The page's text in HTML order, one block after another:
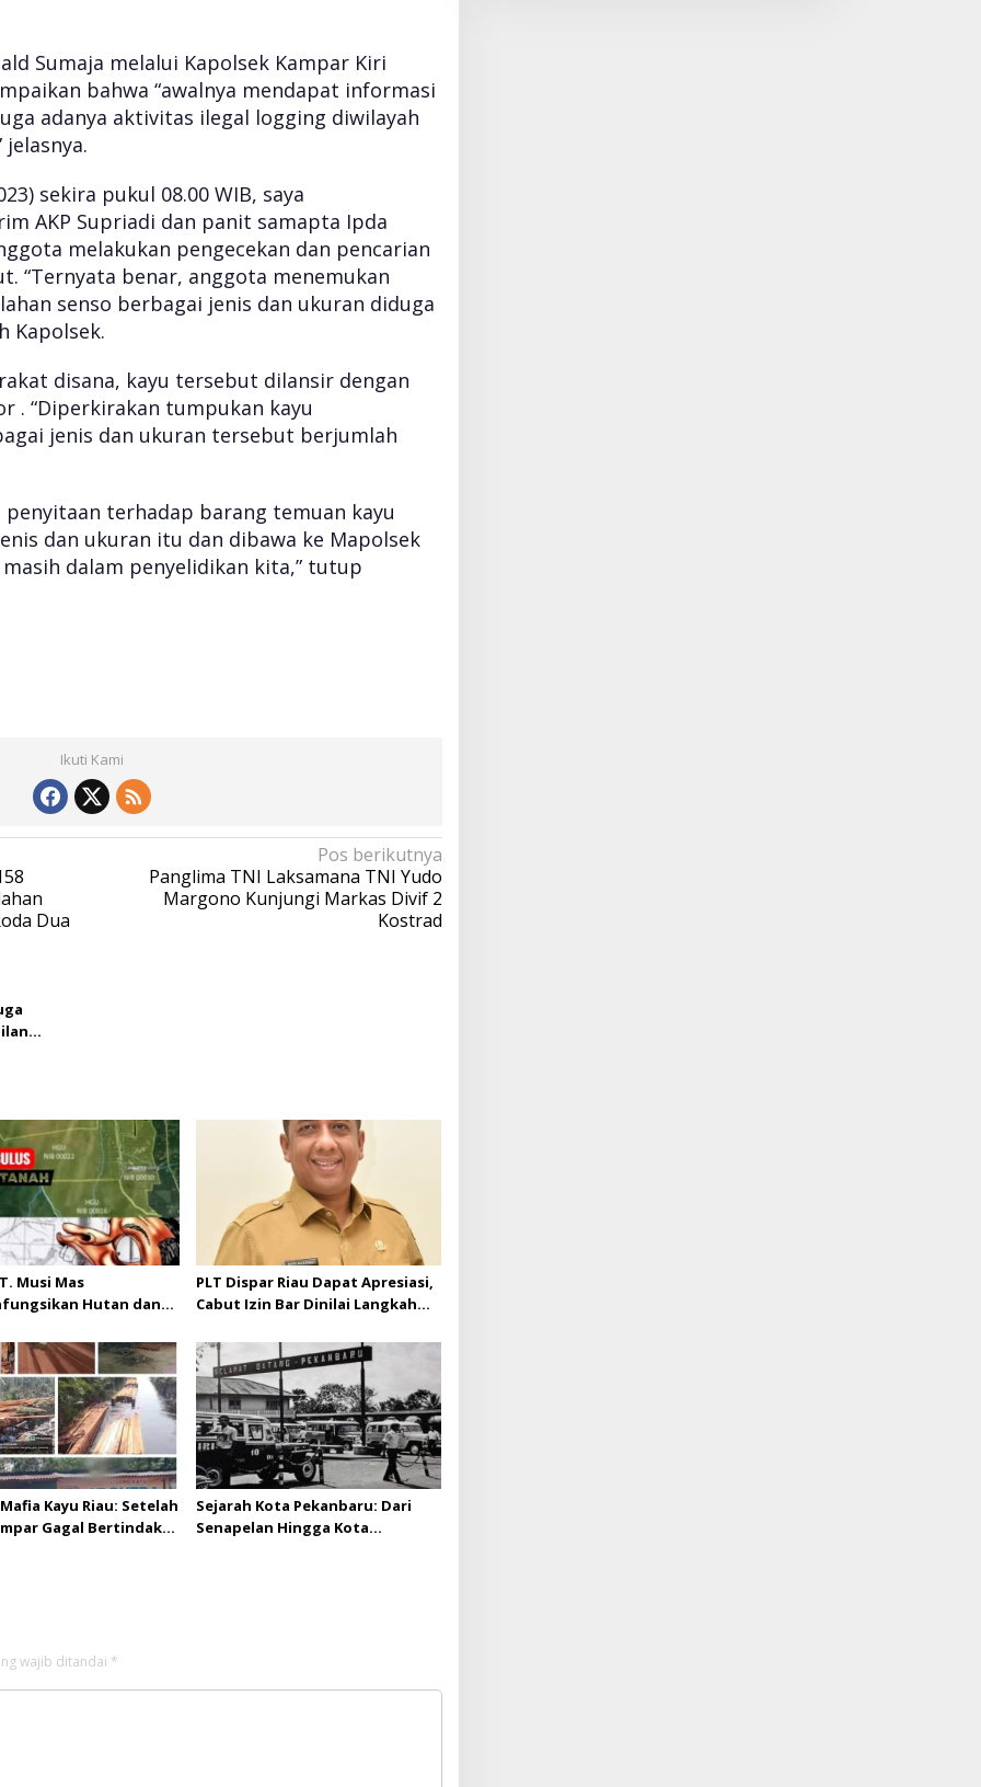
Sumaja melalui Kapolsek Kampar Kiri
bahwa “awalnya mendapat informasi
adanya aktivitas ilegal logging diwilayah
sekira pukul 08.00 WIB, saya
AKP Supriadi dan panit samapta Ipda
melakukan pengecekan dan pencarian
“Ternyata benar, anggota menemukan
senso berbagai jenis dan ukuran diduga
Kapolsek.
disana, kayu tersebut dilansir dengan
. “Diperkirakan tumpukan kayu
jenis dan ukuran tersebut berjumlah
terhadap barang temuan kayu
dan ukuran itu dan dibawa ke Mapolsek
dalam penyelidikan kita,” tutup
Ikuti Kami
Dua
Pos berikutnya
Panglima TNI Laksamana TNI Yudo
Margono Kunjungi Markas Divif 2
Kostrad
Musi Mas
Hutan dan
izin yang
PLT Dispar Riau Dapat Apresiasi,
Cabut Izin Bar Dinilai Langkah
Kayu Riau: Setelah
Gagal Bertindak,
Sejarah Kota Pekanbaru: Dari
Senapelan Hingga Kota
wajib ditandai *